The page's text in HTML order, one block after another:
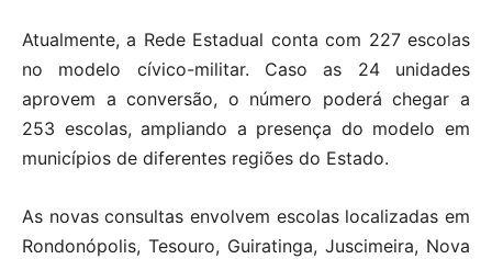
Atualmente, a Rede Estadual conta com 227 escolas
no modelo cívico-militar. Caso as 24 unidades
aprovem a conversão, o número poderá chegar a
253 escolas, ampliando a presença do modelo em
municípios de diferentes regiões do Estado.
As novas consultas envolvem escolas localizadas em
Rondonópolis, Tesouro, Guiratinga, Juscimeira, Nova